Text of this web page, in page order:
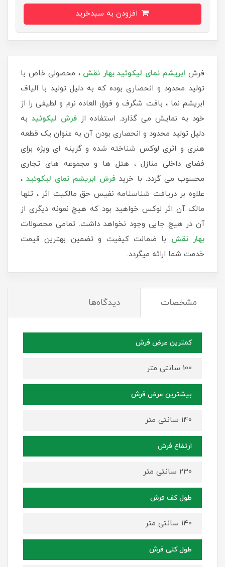
فرش ابریشم نمای لیکوئید بهار نقش ، محصولی خاص با
تولید محدود و انحصاری بوده که به دلیل تولید با الیاف
ابریشم نما ، بافت شگرف و فوق العاده نرم و لطیفی را از
خود به نمایش می گذارد. استفاده از فرش لیکوئید به
دلیل تولید محدود و انحصاری بودن آن به عنوان یک قطعه
هنری و اثری لوکس شناخته شده و گزینه ای ویژه برای
فضای داخلی منازل ، هتل ها و مجموعه های تجاری
محسوب می گردد. با خریدفرش ابریشم نمای لیکوئید ،
علاوه بر دریافت شناسنامه نفیس حق مالکیت اثر ، تنها
مالک آن اثر لوکس خواهید بود که هیچ نمونه دیگری از
آن در هیچ جایی وجود نخواهد داشت. تمامی محصولات
بهار نقش با ضمانت کیفیت و تضمین بهترین قیمت
خدمت شما ارائه میگردد.
مشخصات دیدگاه‌ها
کمترین عرض فرش
100 سانتی متر
بیشترین عرض فرش
140 سانتی متر
ارتفاع فرش
230 سانتی متر
طول کف فرش
140 سانتی متر
طول کلی فرش